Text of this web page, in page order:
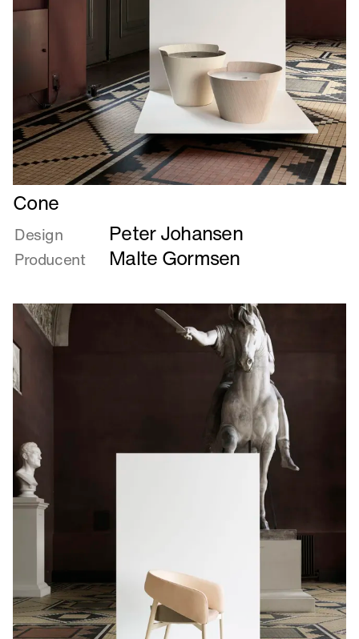
Læs
mere
om
Cone
Cone
Design Peter Johansen
Producent Malte Gormsen